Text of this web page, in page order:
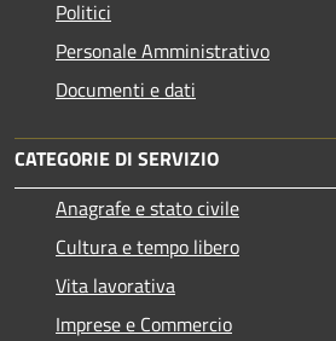
Politici
Personale Amministrativo
Documenti e dati
CATEGORIE DI SERVIZIO
Anagrafe e stato civile
Cultura e tempo libero
Vita lavorativa
Imprese e Commercio